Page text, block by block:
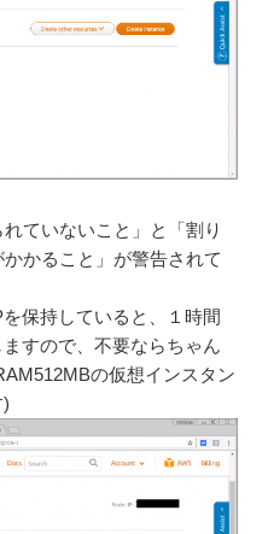
ていないこと」と「割り
かること」が警告されて
保持していると、１時間
すので、不要ならちゃん
の仮想インスタン